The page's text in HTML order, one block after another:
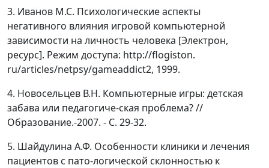
3. Иванов М.С. Психологические аспекты
негативного влияния игровой компьютерной
зависимости на личность человека [Электрон,
ресурс]. Режим доступа: http://flogiston.
ru/articles/netpsy/gameaddict2, 1999.
4. Новосельцев В.Н. Компьютерные игры: детская
забава или педагогиче-ская проблема? //
Образование.-2007. - С. 29-32.
5. Шайдулина А.Ф. Особенности клиники и лечения
пациентов с пато-логической склонностью к